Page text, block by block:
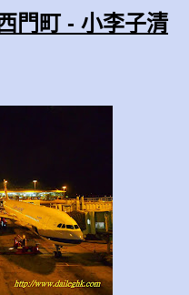
門町 - 小李子清